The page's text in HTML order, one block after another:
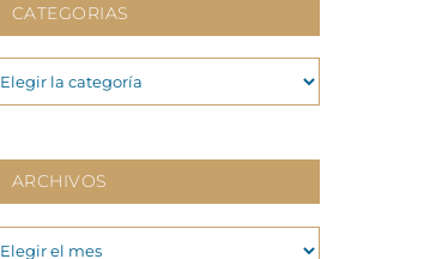
CATEGORIAS
CATEGORIAS
ARCHIVOS
ARCHIVOS